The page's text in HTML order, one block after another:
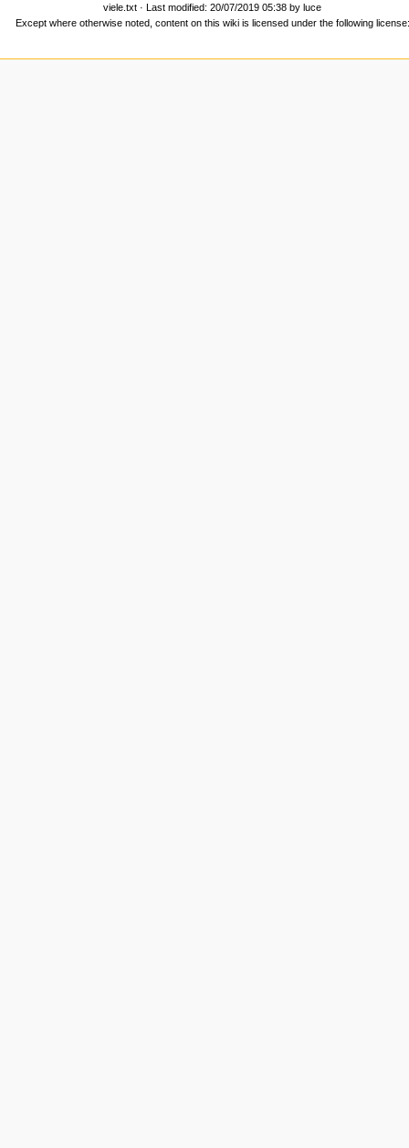
viele.txt · Last modified: 20/07/2019 05:38 byluce
Except where otherwise noted, content on this wiki is licensed under the following